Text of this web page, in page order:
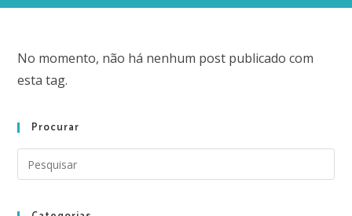
No momento, não há nenhum post publicado com
esta tag.
Procurar